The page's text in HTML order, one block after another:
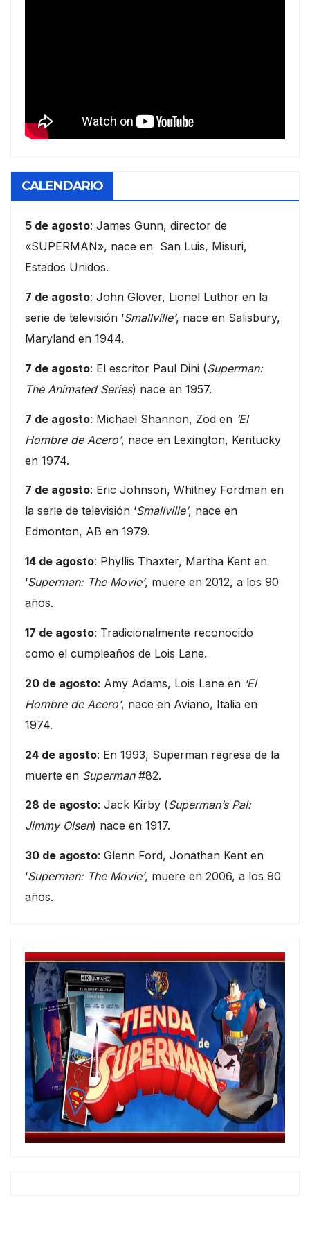
CALENDARIO
5 de agosto: James Gunn, director de
«SUPERMAN», nace en San Luis, Misuri,
Estados Unidos.
7 de agosto: John Glover, Lionel Luthor en la
serie de televisión ‘Smallville’, nace en Salisbury,
Maryland en 1944.
7 de agosto: El escritor Paul Dini (Superman:
The Animated Series) nace en 1957.
7 de agosto: Michael Shannon, Zod en ‘El
Hombre de Acero’, nace en Lexington, Kentucky
en 1974.
7 de agosto: Eric Johnson, Whitney Fordman en
la serie de televisión ‘Smallville’, nace en
Edmonton, AB en 1979.
14 de agosto: Phyllis Thaxter, Martha Kent en
‘Superman: The Movie’, muere en 2012, a los 90
años.
17 de agosto: Tradicionalmente reconocido
como el cumpleaños de Lois Lane.
20 de agosto: Amy Adams, Lois Lane en ‘El
Hombre de Acero’, nace en Aviano, Italia en
1974.
24 de agosto: En 1993, Superman regresa de la
muerte en Superman#82.
28 de agosto: Jack Kirby (Superman’s Pal:
Jimmy Olsen) nace en 1917.
30 de agosto: Glenn Ford, Jonathan Kent en
‘Superman: The Movie’, muere en 2006, a los 90
años.